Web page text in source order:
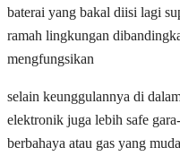
baterai yang bakal diisi lagi
ramah lingkungan
mengfungsikan
selain keunggulannya di
elektronik juga lebih safe
berbahaya atau gas yang